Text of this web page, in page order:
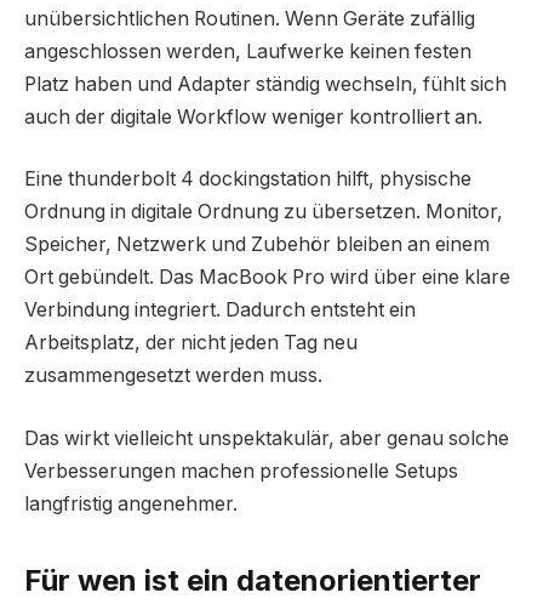
unübersichtlichen Routinen. Wenn Geräte zufällig
angeschlossen werden, Laufwerke keinen festen
Platz haben und Adapter ständig wechseln, fühlt sich
auch der digitale Workflow weniger kontrolliert an.
Eine thunderbolt 4 dockingstation hilft, physische
Ordnung in digitale Ordnung zu übersetzen. Monitor,
Speicher, Netzwerk und Zubehör bleiben an einem
Ort gebündelt. Das MacBook Pro wird über eine klare
Verbindung integriert. Dadurch entsteht ein
Arbeitsplatz, der nicht jeden Tag neu
zusammengesetzt werden muss.
Das wirkt vielleicht unspektakulär, aber genau solche
Verbesserungen machen professionelle Setups
langfristig angenehmer.
Für wen ist ein datenorientierter